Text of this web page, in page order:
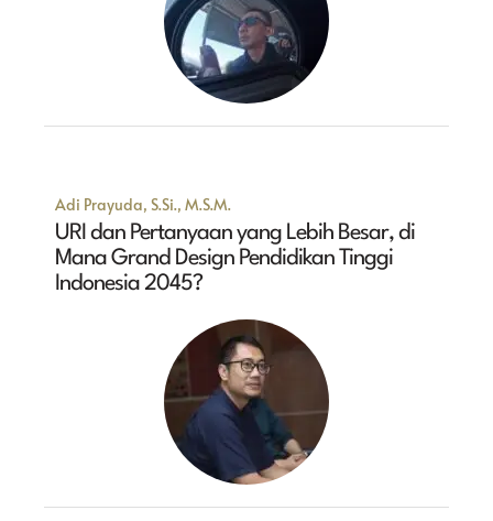
Adi Prayuda, S.Si., M.S.M.
URI dan Pertanyaan yang Lebih Besar, di
Mana Grand Design Pendidikan Tinggi
Indonesia 2045?